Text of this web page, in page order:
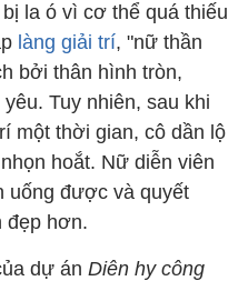
la ó vì cơ thể quá thiếu
làng giải trí, "nữ thần
bởi thân hình tròn,
Tuy nhiên, sau khi
một thời gian, cô dần lộ
hoắt. Nữ diễn viên
uống được và quyết
đẹp hơn.
dự án Diên hy công